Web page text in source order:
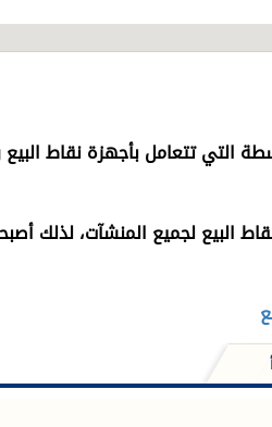
التي تتعامل بأجهزة نقاط
البيع لجميع المنشآت، لذلك